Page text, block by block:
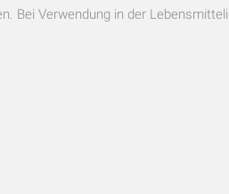
Bei Verwendung in der